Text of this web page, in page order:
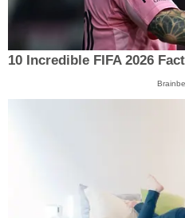
10 Incredible FIFA 2026